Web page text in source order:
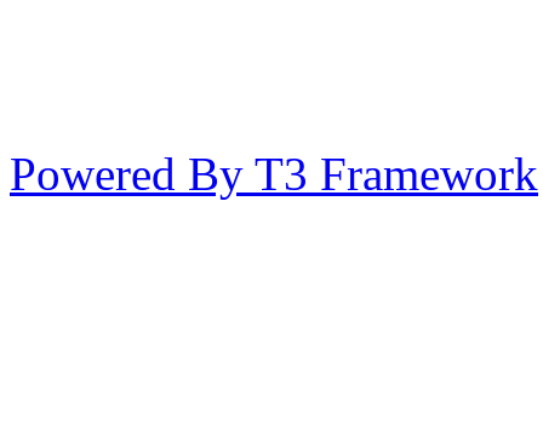
Powered By T3 Framework